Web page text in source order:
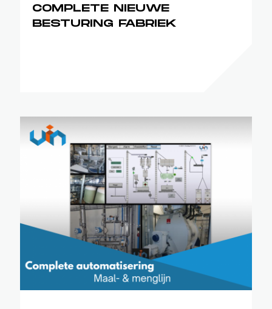
COMPLETE NIEUWE
BESTURING FABRIEK